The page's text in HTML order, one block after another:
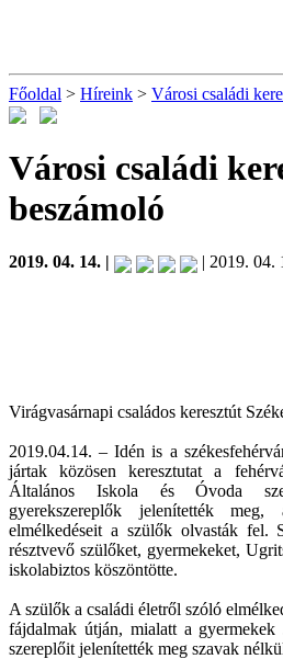
Főoldal > Híreink > Városi családi
Városi családi
beszámoló
2019. 04. 14. | | 2019. 04.
Virágvasárnapi családos keresztút
2019.04.14. – Idén is a
jártak közösen keresztutat a
Általános Iskola és Óvoda
gyerekszereplők jelenítették meg,
elmélkedéseit a szülők olvasták fel.
résztvevő szülőket, gyermekeket,
iskolabiztos köszöntötte.
A szülők a családi életről szóló
fájdalmak útján, mialatt a gyermekek
szereplőit jelenítették meg szavak